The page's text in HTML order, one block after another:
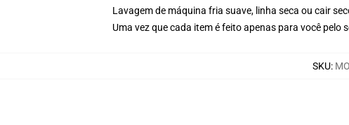
Lavagem de máquina fria suave, linha seca ou cair
Uma vez que cada item é feito apenas para você
SKU: